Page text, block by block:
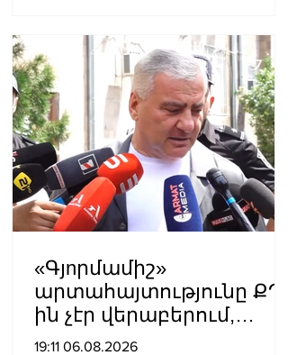
պատճառով.
Մատվիենկո
«Գյnրմամիշ»
արտահայտությունը ՔՊ-
ին չէր վերաբերում,
ինձնից բիզնես
19:11 06.08.2026